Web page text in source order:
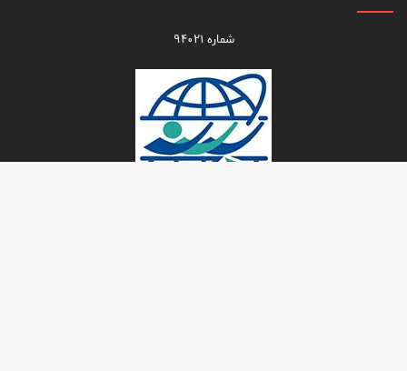
شماره ۹۴۰۲۱